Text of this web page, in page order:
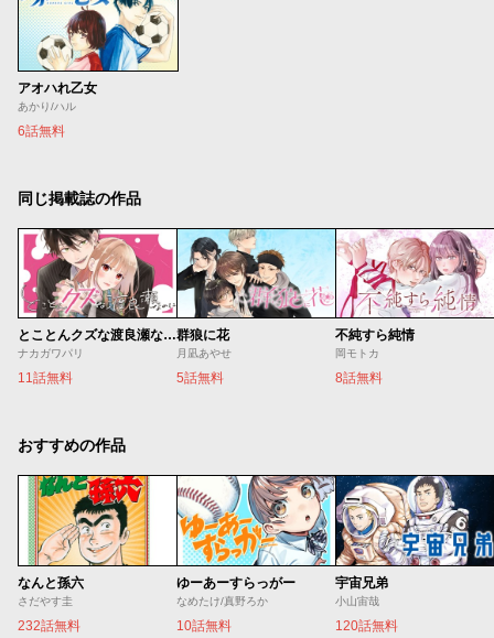
アオハれ乙女
あかり/ハル
6話無料
同じ掲載誌の作品
とことんクズな渡良瀬なのに
ナカガワパリ
11話無料
群狼に花
月凪あやせ
5話無料
不純すら純情
岡モトカ
8話無料
おすすめの作品
なんと孫六
さだやす圭
232話無料
ゆーあーすらっがー
なめたけ/真野ろか
10話無料
宇宙兄弟
小山宙哉
120話無料